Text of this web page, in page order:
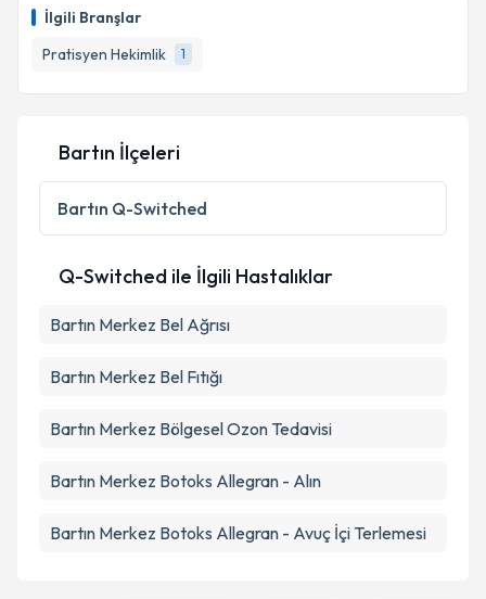
İlgili Branşlar
Pratisyen Hekimlik
1
Bartın İlçeleri
Bartın Q-Switched
Q-Switched ile İlgili Hastalıklar
Bartın Merkez Bel Ağrısı
Bartın Merkez Bel Fıtığı
Bartın Merkez Bölgesel Ozon Tedavisi
Bartın Merkez Botoks Allegran - Alın
Bartın Merkez Botoks Allegran - Avuç İçi Terlemesi